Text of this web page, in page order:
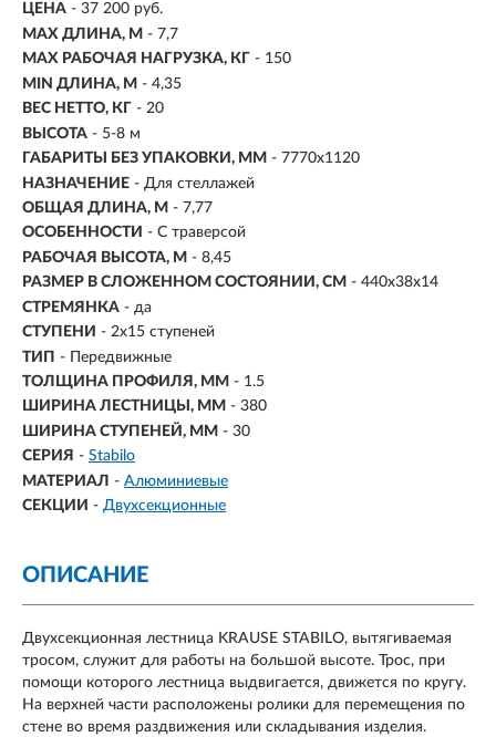
ЦЕНА - 37 200 руб.
MAX ДЛИНА, М - 7,7
MAX РАБОЧАЯ НАГРУЗКА, КГ - 150
MIN ДЛИНА, М - 4,35
ВЕС НЕТТО, КГ - 20
ВЫСОТА - 5-8 м
ГАБАРИТЫ БЕЗ УПАКОВКИ, ММ - 7770х1120
НАЗНАЧЕНИЕ - Для стеллажей
ОБЩАЯ ДЛИНА, М - 7,77
ОСОБЕННОСТИ - С траверсой
РАБОЧАЯ ВЫСОТА, М - 8,45
РАЗМЕР В СЛОЖЕННОМ СОСТОЯНИИ, СМ - 440х38х14
СТРЕМЯНКА - да
СТУПЕНИ - 2х15 ступеней
ТИП - Передвижные
ТОЛЩИНА ПРОФИЛЯ, ММ - 1.5
ШИРИНА ЛЕСТНИЦЫ, ММ - 380
ШИРИНА СТУПЕНЕЙ, ММ - 30
СЕРИЯ - Stabilo
МАТЕРИАЛ - Алюминиевые
СЕКЦИИ - Двухсекционные
ОПИСАНИЕ
Двухсекционная лестница KRAUSE STABILO, вытягиваемая
тросом, служит для работы на большой высоте. Трос, при
помощи которого лестница выдвигается, движется по кругу.
На верхней части расположены ролики для перемещения по
стене во время раздвижения или складывания изделия.